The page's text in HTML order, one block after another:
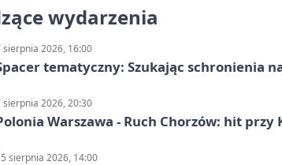
wydarzenia
sierpnia 2026, 16:00
tematyczny: Szukając schronienia
sierpnia 2026, 20:30
Warszawa - Ruch Chorzów: hit przy
sierpnia 2026, 14:00